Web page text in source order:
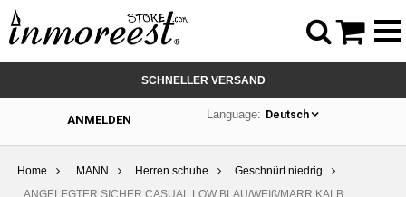
SCHNELLER VERSAND
ANMELDEN Language: Deutsch
Home MANN Herren schuhe
Geschnürt niedrig
ANGELEGTER SICHER CASUAL LOW BLAU/WEIß/MARR KALB
 